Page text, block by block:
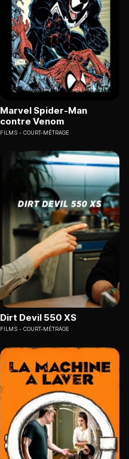
Marvel Spider-Man
contre Venom
FILMS COURT-MÉTRAGE
Dirt Devil 550 XS
FILMS COURT-MÉTRAGE